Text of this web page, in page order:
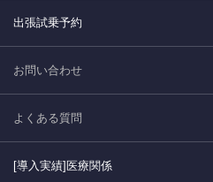
出張試乗予約
お問い合わせ
よくある質問
[導入実績]医療関係